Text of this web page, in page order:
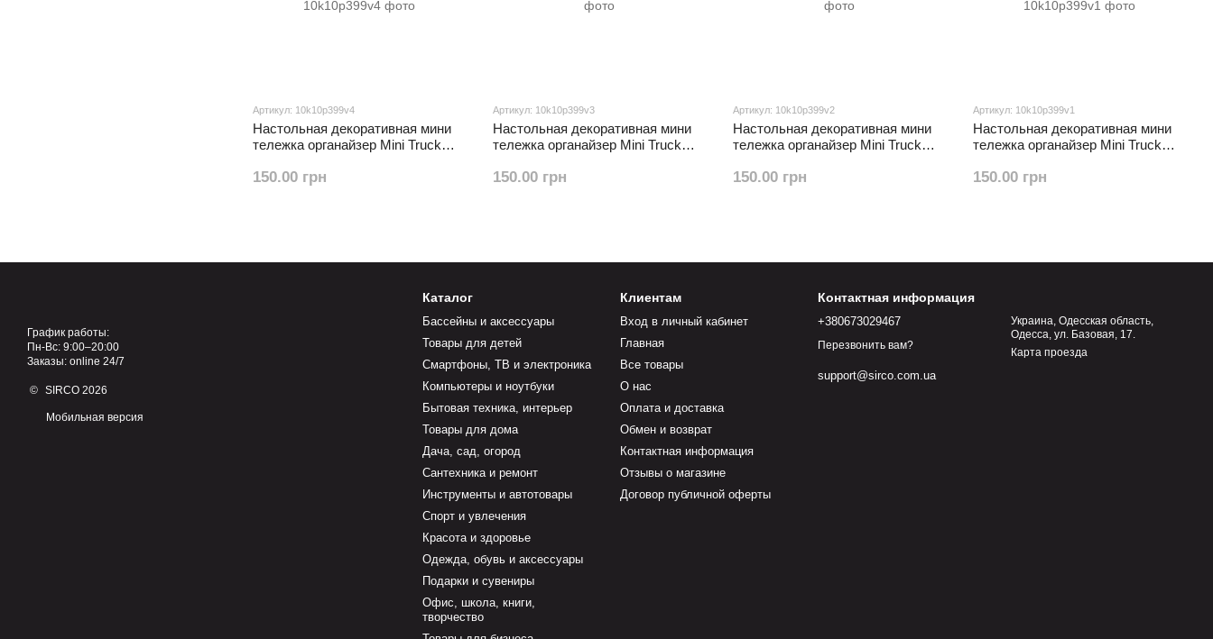
Артикул: 10k10p399v4
Настольная декоративная мини
тележка органайзер Mini Truck
150.00 грн
Артикул: 10k10p399v3
Настольная декоративная мини
тележка органайзер Mini Truck
150.00 грн
Артикул: 10k10p399v2
Настольная декоративная мини
тележка органайзер Mini Truck
150.00 грн
Артикул: 10k10p399v1
Настольная декоративная мини
тележка органайзер Mini Truck
150.00 грн
График работы:
Пн-Вс: 9:00–20:00
Заказы: online 24/7
© SIRCO 2026
Мобильная версия
Каталог
Бассейны и аксессуары
Товары для детей
Смартфоны, ТВ и электроника
Компьютеры и ноутбуки
Бытовая техника, интерьер
Товары для дома
Дача, сад, огород
Сантехника и ремонт
Инструменты и автотовары
Спорт и увлечения
Красота и здоровье
Одежда, обувь и аксессуары
Подарки и сувениры
Офис, школа, книги,
творчество
Клиентам
Вход в личный кабинет
Главная
Все товары
О нас
Оплата и доставка
Обмен и возврат
Контактная информация
Отзывы о магазине
Договор публичной оферты
Контактная информация
+380673029467
Перезвонить вам?
support@sirco.com.ua
Украина, Одесская область,
Одесса, ул. Базовая, 17.
Карта проезда